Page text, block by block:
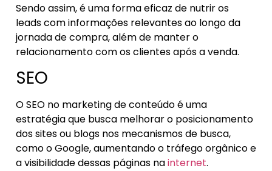
Sendo assim, é uma forma eficaz de nutrir os
leads com informações relevantes ao longo da
jornada de compra, além de manter o
relacionamento com os clientes após a venda.
SEO
O SEO no marketing de conteúdo é uma
estratégia que busca melhorar o posicionamento
dos sites ou blogs nos mecanismos de busca,
como o Google, aumentando o tráfego orgânico e
a visibilidade dessas páginas nainternet.